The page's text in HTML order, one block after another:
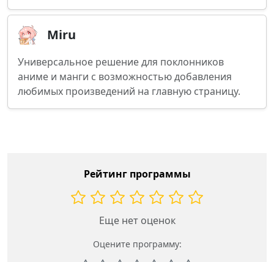
Miru
Универсальное решение для поклонников
аниме и манги с возможностью добавления
любимых произведений на главную страницу.
Рейтинг программы
Еще нет оценок
Оцените программу: